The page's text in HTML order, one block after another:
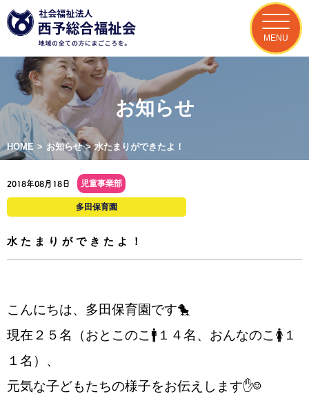
MENU
お知らせ
HOME > お知らせ > 水たまりができたよ！
2018年08月18日 児童事業部
多田保育園
水たまりができたよ！
こんにちは、多田保育園です🐤
現在２５名（おとこのこ🚹１４名、おんなのこ🚺１
１名）、
元気な子どもたちの様子をお伝えします✋☺